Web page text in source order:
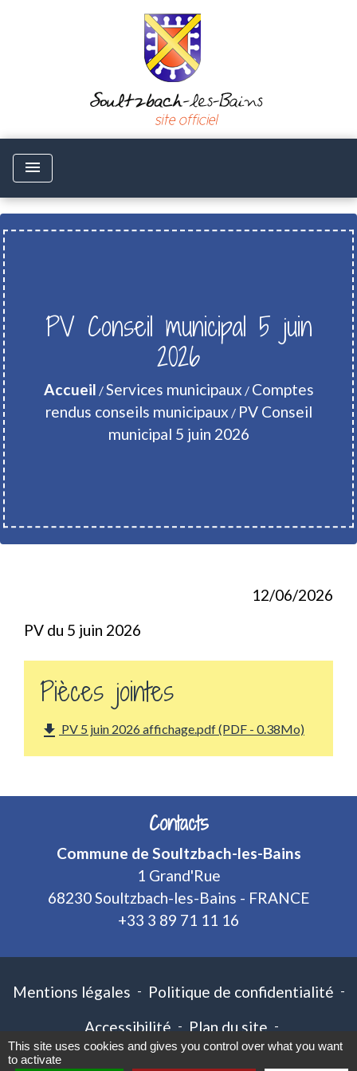
menu
PV Conseil municipal 5 juin
2026
Accueil /Services municipaux / Comptes
rendus conseils municipaux / PV Conseil
municipal 5 juin 2026
12/06/2026
PV du 5 juin 2026
Pièces jointes
file_download PV 5 juin 2026 affichage.pdf (PDF - 0.38Mo)
Contacts
Commune de Soultzbach-les-Bains
1 Grand'Rue
68230 Soultzbach-les-Bains - FRANCE
+33 3 89 71 11 16
Mentions légales - Politique de confidentialité -
Accessibilité - Plan du site -
This site uses cookies and gives you control over what you want
to activate